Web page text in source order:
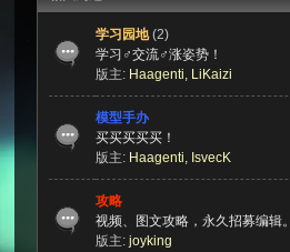
学习园地(2)
学习♂交流♂涨姿势！
版主: Haagenti, LiKaizi
模型手办
买买买买买！
版主: Haagenti, IsvecK
攻略
视频、图文攻略，永久招募编辑。
版主:joyking